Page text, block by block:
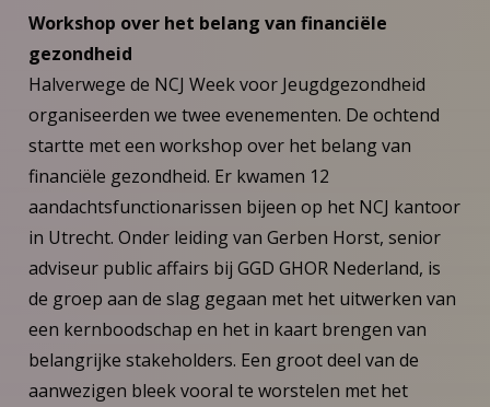
Workshop over het belang van financiële
gezondheid
Halverwege de NCJ Week voor Jeugdgezondheid
organiseerden we twee evenementen. De ochtend
startte met een workshop over het belang van
financiële gezondheid. Er kwamen 12
aandachtsfunctionarissen bijeen op het NCJ kantoor
in Utrecht. Onder leiding van Gerben Horst, senior
adviseur public affairs bij GGD GHOR Nederland, is
de groep aan de slag gegaan met het uitwerken van
een kernboodschap en het in kaart brengen van
belangrijke stakeholders. Een groot deel van de
aanwezigen bleek vooral te worstelen met het